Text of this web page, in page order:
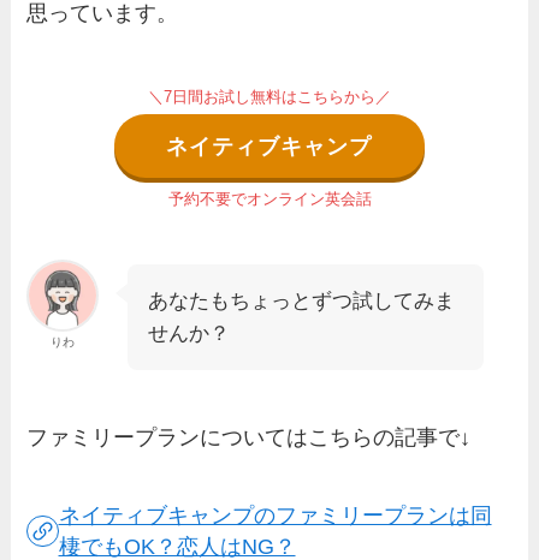
思っています。
＼7日間お試し無料はこちらから／
ネイティブキャンプ
予約不要でオンライン英会話
りわ
あなたもちょっとずつ試してみま
せんか？
ファミリープランについてはこちらの記事で↓
ネイティブキャンプのファミリープランは同
棲でもOK？恋人はNG？